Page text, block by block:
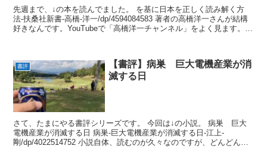
先週まで、↓の本を読んでました。 を基に日本を正しく読み解く方
法-扶桑社新書-高橋-洋一/dp/4594084583 著者の高橋洋一さんが結構
好きなんです。YouTubeで「高橋洋一チャンネル」をよく見ます。チ
書評
【書評】病巣 巨大電機産業が消
滅する日
さて、たまにやる書評シリーズです。 今回は↓の小説。 病巣 巨大
電機産業が消滅する日 病巣-巨大電機産業が消滅する日-江上-
剛/dp/4022514752 小説自体、読むのが久々なのですが、どんどん読